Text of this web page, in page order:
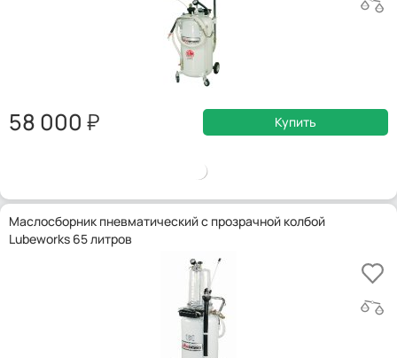
58 000 Купить
Маслосборник пневматический с прозрачной колбой
Lubeworks 65 литров